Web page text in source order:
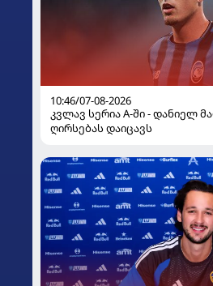
10:46/07-08-2026
კვლავ სერია A-ში - დანიელ
ღირსებას დაიცავს